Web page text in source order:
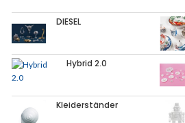
DIESEL
Hybrid 2.0
Kleiderständer